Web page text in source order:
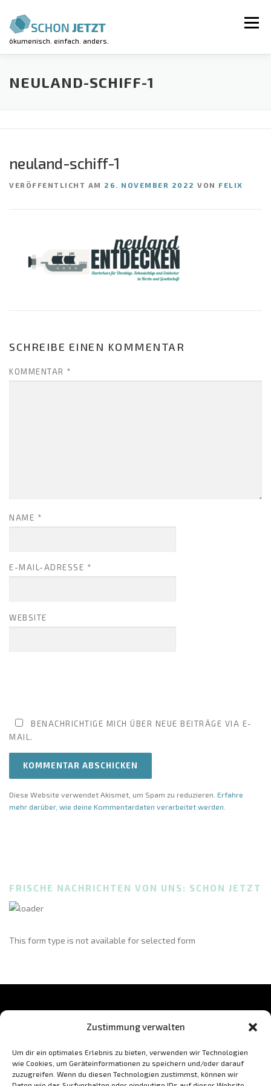
Zustimmung verwalten
Um dir ein optimales Erlebnis zu bieten, verwenden wir Technologien
wie Cookies, um Geräteinformationen zu speichern und/oder darauf
zuzugreifen. Wenn du diesen Technologien zustimmst, können wir
Inhalt
springen
ökumenisch. einfach. anders.
Menü
AKTUELLES VERANSTALTUNGEN
KIRCHE KUNTERBUNT
NEULAND-SCHIFF-1
neuland-schiff-1
VERÖFFENTLICHT AM 26. NOVEMBER 2022 VON FELIX
SCHREIBE EINEN KOMMENTAR
KOMMENTAR *
NAME *
E-MAIL-ADRESSE *
WEBSITE
BENACHRICHTIGE MICH ÜBER NEUE BEITRÄGE VIA E-
MAIL.
Diese Website verwendet Akismet, um Spam zu reduzieren. Erfahre
mehr darüber, wie deine Kommentardaten verarbeitet werden
FRISCHE NACHRICHTEN VON UNS: SCHON JETZT
This form type is not available for selected form
BLEIB AUF DEM LAUFENDEN